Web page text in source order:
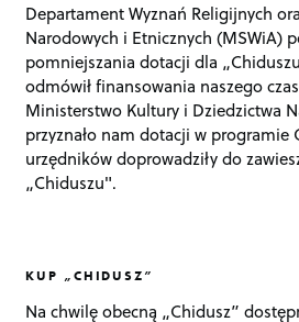
Departament Wyznań Religijnych
Narodowych i Etnicznych (MSWiA)
pomniejszania dotacji dla
odmówił finansowania naszego
Ministerstwo Kultury i Dziedzictwa
przyznało nam dotacji w programie
urzędników doprowadziły do
„Chiduszu".
KUP „CHIDUSZ”
Na chwilę obecną „Chidusz”